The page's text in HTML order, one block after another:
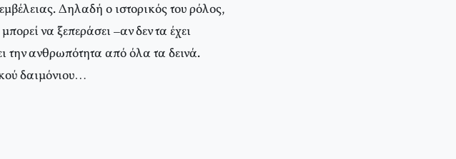
Δηλαδή ο ιστορικός του ρόλος,
να ξεπεράσει –αν δεν τα έχει
την ανθρωπότητα από όλα τα δεινά.
δαιμόνιου…